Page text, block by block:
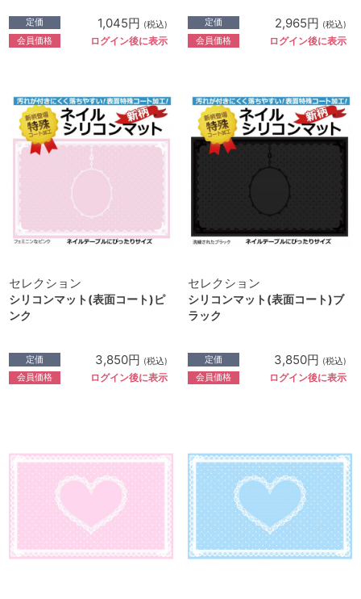
定価 1,045円 (税込)
会員価格 ログイン後に表示
定価 2,965円 (税込)
会員価格 ログイン後に表示
セレクション
シリコンマット(表面コート)ピ
ンク
定価 3,850円 (税込)
会員価格 ログイン後に表示
セレクション
シリコンマット(表面コート)ブ
ラック
定価 3,850円 (税込)
会員価格 ログイン後に表示